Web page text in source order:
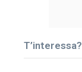
T’interessa?